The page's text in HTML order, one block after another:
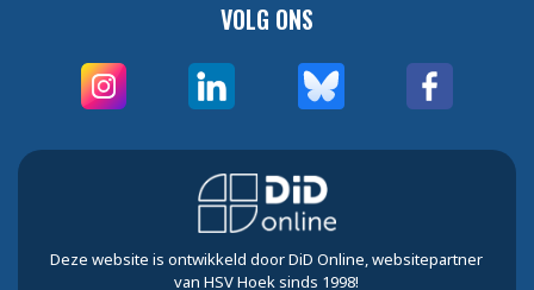
VOLG ONS
Deze website is ontwikkeld door DiD Online, websitepartner
van HSV Hoek sinds 1998!